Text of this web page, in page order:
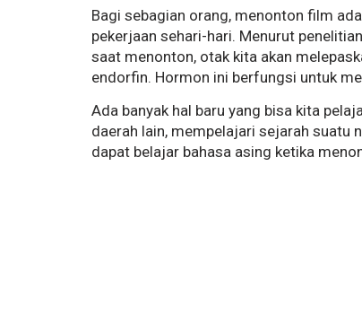
Bagi sebagian orang, menonton film
pekerjaan sehari-hari. Menurut
saat menonton, otak kita akan
endorfin. Hormon ini berfungsi untuk
Ada banyak hal baru yang bisa kita
daerah lain, mempelajari sejarah suatu
dapat belajar bahasa asing ketika